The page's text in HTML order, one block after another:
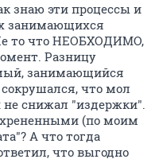
знаю эти процессы и
занимающихся
то что НЕОБХОДИМО,
Разницу
занимающийся
что мол
не снижал "издержки".
(по моим
А что тогда
что выгодно